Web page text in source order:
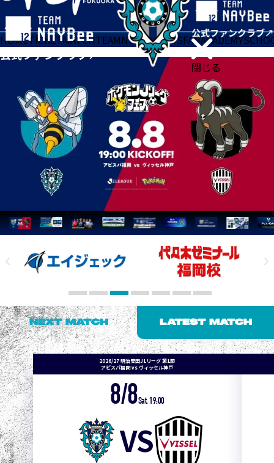
閉じる
HOMETICKETMATCHTEAMNEWSGOODSFANACADEMY
NEXT MATCH LATEST MATCH
2026/27 明治安田J1リーグ 第1節
アビスパ福岡 vs ヴィッセル神戸
8/8Sat. 19:00
VS